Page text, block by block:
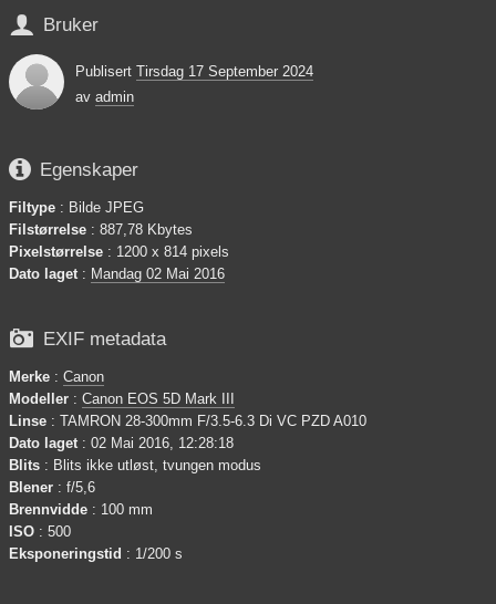
 Bruker
Publisert Tirsdag 17 September 2024
av admin
 Egenskaper
Filtype : Bilde JPEG
Filstørrelse : 887,78 Kbytes
Pixelstørrelse : 1200 x 814 pixels
Dato laget: Mandag 02 Mai 2016
 EXIF metadata
Merke : Canon
Modeller : Canon EOS 5D Mark III
Linse : TAMRON 28-300mm F/3.5-6.3 Di VC PZD A010
Dato laget: 02 Mai 2016, 12:28:18
Blits : Blits ikke utløst, tvungen modus
Blener : f/5,6
Brennvidde : 100 mm
ISO : 500
Eksponeringstid : 1/200 s